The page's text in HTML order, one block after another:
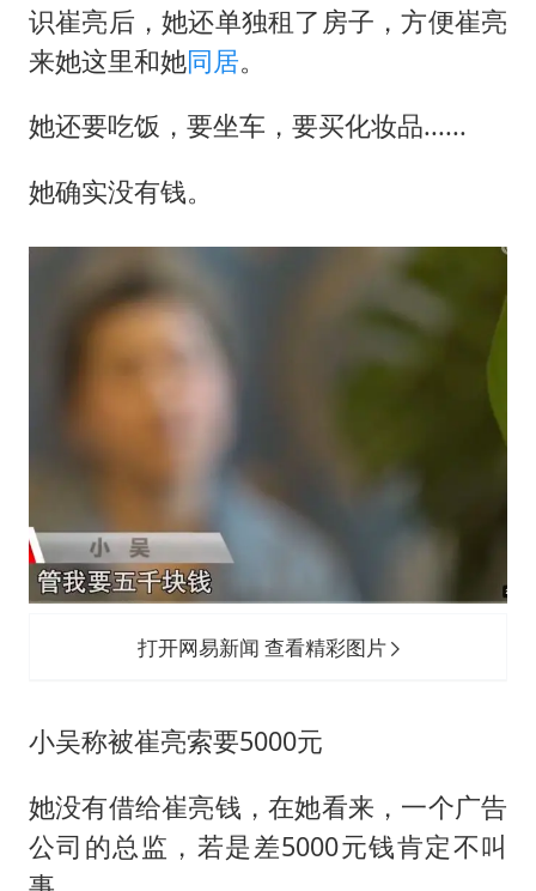
识崔亮后，她还单独租了房子，方便崔亮
来她这里和她同居。
她还要吃饭，要坐车，要买化妆品......
她确实没有钱。
打开网易新闻 查看精彩图片
小吴称被崔亮索要5000元
她没有借给崔亮钱，在她看来，一个广告
公司的总监，若是差5000元钱肯定不叫